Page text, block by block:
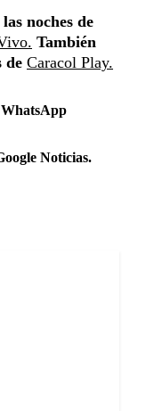
las noches de
También
de Caracol Play.
Noticias.